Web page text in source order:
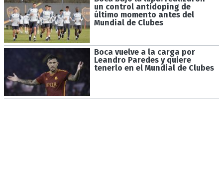
un control antidoping de
último momento antes del
Mundial de Clubes
Boca vuelve a la carga por
Leandro Paredes y quiere
tenerlo en el Mundial de Clubes